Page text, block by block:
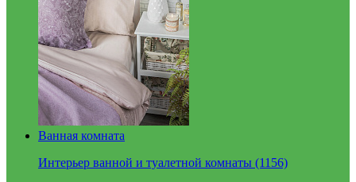
Ванная комната
Интерьер ванной и туалетной комнаты (1156)